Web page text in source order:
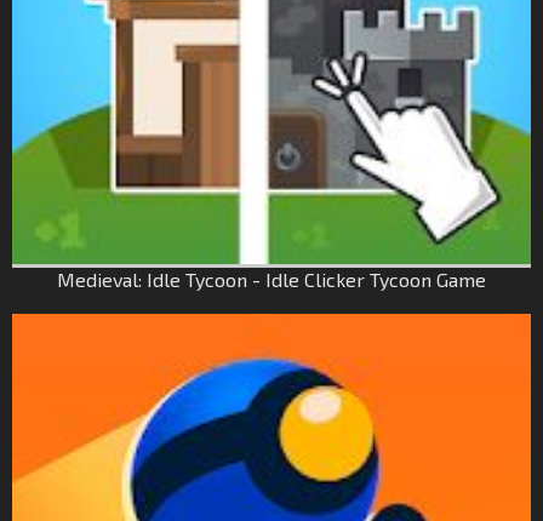
Medieval: Idle Tycoon - Idle Clicker Tycoon Game